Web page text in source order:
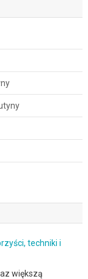
techniki i
większą